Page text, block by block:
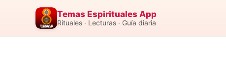
Temas Espirituales App
Rituales · Lecturas · Guía diaria